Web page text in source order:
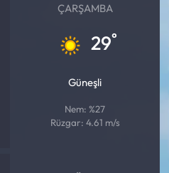
ÇARŞAMBA
29°
Güneşli
Nem: %27
Rüzgar: 4.61 m/s